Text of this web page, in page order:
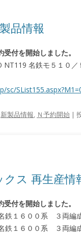
品情報
付を開始しました。
NT119 名鉄モ５１０
sc/
新製品情報, Ｎ予約開始 |
ス 再生産情
付を開始しました。
鉄１６００系 ３両編
鉄１６００系 ３両編